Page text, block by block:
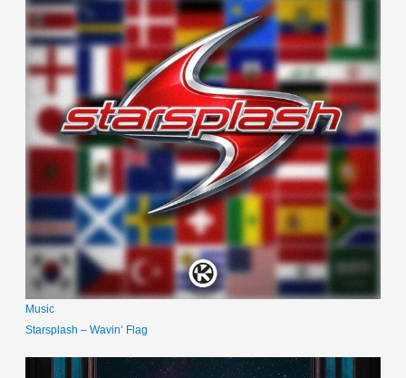
Music
Starsplash – Wavin‘ Flag